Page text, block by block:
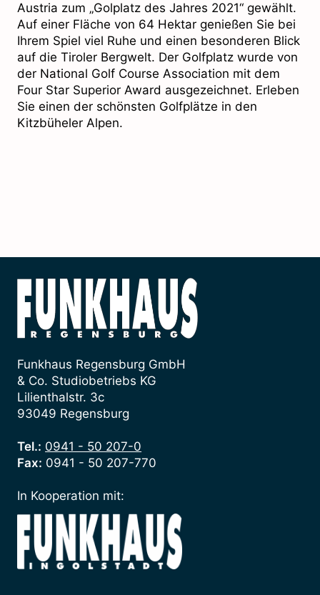
Austria zum „Golplatz des Jahres 2021“ gewählt.
Auf einer Fläche von 64 Hektar genießen Sie bei
Ihrem Spiel viel Ruhe und einen besonderen Blick
auf die Tiroler Bergwelt. Der Golfplatz wurde von
der National Golf Course Association mit dem
Four Star Superior Award ausgezeichnet. Erleben
Sie einen der schönsten Golfplätze in den
Kitzbüheler Alpen.
Funkhaus Regensburg GmbH
& Co. Studiobetriebs KG
Lilienthalstr. 3c
93049 Regensburg
Tel.: 0941 - 50 207-0
Fax: 0941 - 50 207-770
In Kooperation mit: